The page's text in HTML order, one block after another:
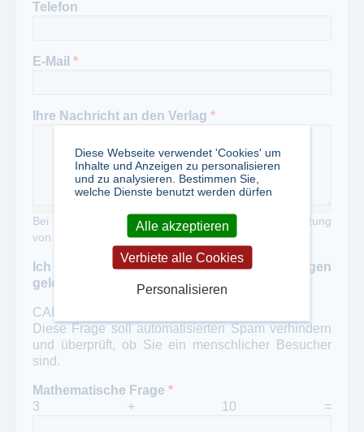
Telefon
E-Mail *
Ihre Nachricht an den Verlag *
Bei Zweckentfremdung unseres Portals zur Verbreitung
von Werbung erheben wir eine Gebühr von 50,- €
Ich habe die Datenschutzbestimmungen
gelesen und akzeptiert
CAPTCHA
Diese Frage soll automatisierten Spam verhindern
und überprüft, ob Sie ein menschlicher Besucher
sind.
Mathematische Frage *
3 + 10 =
Diese Webseite verwendet 'Cookies' um
Inhalte und Anzeigen zu personalisieren
und zu analysieren. Bestimmen Sie,
welche Dienste benutzt werden dürfen
Alle akzeptieren
Verbiete alle Cookies
Personalisieren